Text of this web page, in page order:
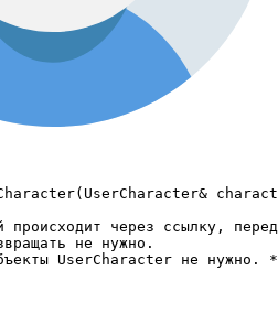
происходит через ссылку,
не нужно.
UserCharacter не нужно.